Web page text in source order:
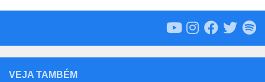
VEJA TAMBÉM